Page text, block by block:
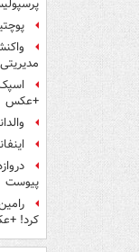
مدیریتی
+عکس
پیوست
کرد!